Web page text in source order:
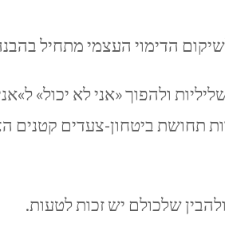
הדימוי העצמי מתחיל
ולהפוך «אני לא יכול»
תחושת ביטחון-צעדים קטנים
שלכולם יש זכות לטעות.